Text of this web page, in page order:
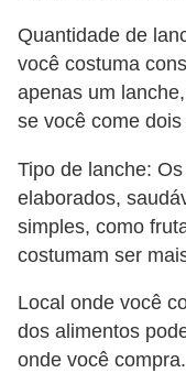
Quantidade de
você costuma
apenas um
se você come dois
Tipo de lanche:
elaborados,
simples, como
costumam ser
Local onde você
dos alimentos
onde você
ç
ã
o
o
u
p
n
ç